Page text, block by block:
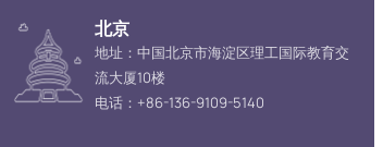
北京
地址：中国北京市海淀区理工国际教育交
流大厦10楼
电话：+86-136-9109-5140